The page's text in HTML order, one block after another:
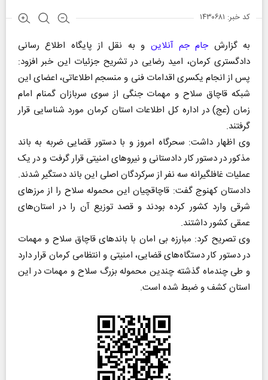
کد خبر: ۱۴۳۰۶۸۱
به گزارشجام جم آنلاین و به نقل از پایگاه اطلاع رسانی
دادگستری کرمان، امید رضایی در تشریح جزئیات این خبر افزود:
پس از انجام یکسری اقدامات فنی و منسجم اطلاعاتی، اعضای این
شبکه قاچاق سلاح و مهمات جنگی از سوی سربازان گمنام امام
زمان (عج) در اداره کل اطلاعات استان کرمان مورد شناسایی قرار
گرفتند.
وی اظهار داشت: سحرگاه امروز و با دستور قضایی ضربه به باند
مذکور در دستور کار دادستانی و نیرو‌های امنیتی قرار گرفت و در یک
عملیات غافلگیرانه سه نفر از سرکردگان اصلی این باند دستگیر شدند.
دادستان کهنوج گفت: قاچاقچیان این محموله سلاح را از مرز‌های
شرقی وارد کشور کرده بودند و قصد توزیع آن را در استان‌های
عمقی کشور داشتند.
وی تصریح کرد: مبارزه بی امان با باند‌های قاچاق سلاح و مهمات
در دستور کار دستگاه‌های قضایی، امنیتی و انتظامی کرمان قرار دارد
و طی چندماه گذشته چندین محموله بزرگ سلاح و مهمات در این
استان کشف و ضبط شده است.